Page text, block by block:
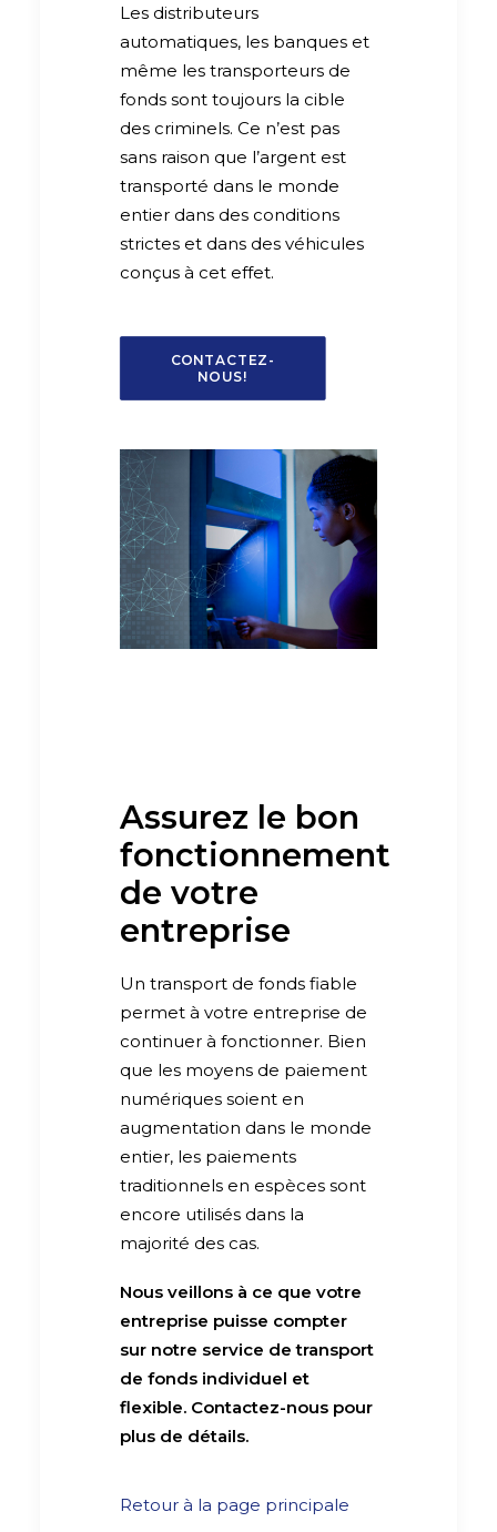
Les distributeurs
automatiques, les banques et
même les transporteurs de
fonds sont toujours la cible
des criminels. Ce n’est pas
sans raison que l’argent est
transporté dans le monde
entier dans des conditions
strictes et dans des véhicules
conçus à cet effet.
CONTACTEZ-
NOUS!
Assurez le bon
fonctionnement
de votre
entreprise
Un transport de fonds fiable
permet à votre entreprise de
continuer à fonctionner. Bien
que les moyens de paiement
numériques soient en
augmentation dans le monde
entier, les paiements
traditionnels en espèces sont
encore utilisés dans la
majorité des cas.
Nous veillons à ce que votre
entreprise puisse compter
sur notre service de transport
de fonds individuel et
flexible. Contactez-nous pour
plus de détails.
Retour à la page principale